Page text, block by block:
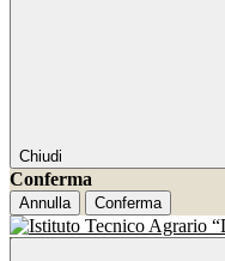
Chiudi
Conferma
Annulla Conferma